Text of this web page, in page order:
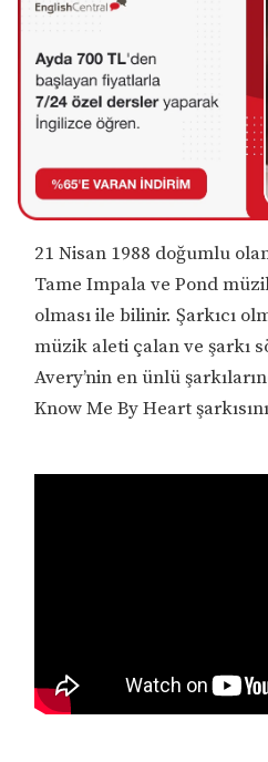
21 Nisan 1988 doğumlu
Tame Impala ve Pond
olması ile bilinir. Şarkıcı
müzik aleti çalan ve şarkı
Avery’nin en ünlü
Know Me By Heart